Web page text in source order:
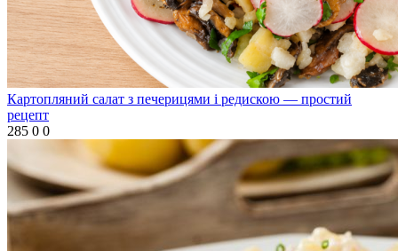
Картопляний салат з печерицями і редискою — простий
рецепт
285 0 0